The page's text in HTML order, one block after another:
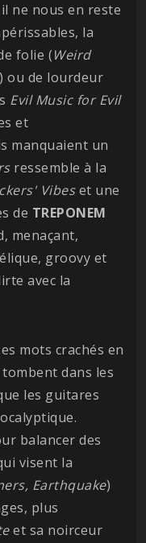
ne nous en reste
la
folie (Weird
ou de lourdeur
Evil Music for Evil
et
manquaient un
ressemble à la
Vibeset une
de TREPONEM
menaçant,
groovy et
avec la
mots crachés en
dans les
les guitares
balancer des
visent la
Earthquake)
plus
et sa noirceur